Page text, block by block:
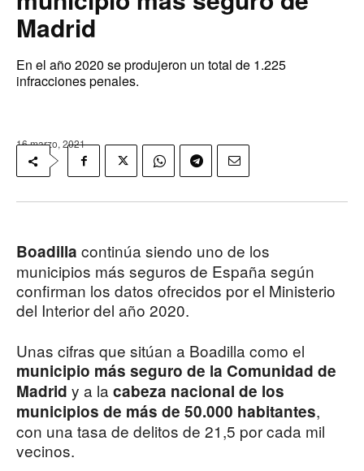
Madrid
En el año 2020 se produjeron un total de 1.225
infracciones penales.
16 marzo, 2021
Boadilla continúa siendo uno de los
municipios más seguros de España según
confirman los datos ofrecidos por el Ministerio
del Interior del año 2020.
Unas cifras que sitúan a Boadilla como el
municipio más seguro de la Comunidad de
Madrid y a la cabeza nacional de los
municipios de más de 50.000 habitantes,
con una tasa de delitos de 21,5 por cada mil
vecinos.